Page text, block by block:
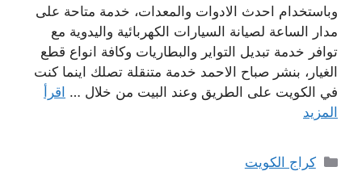
وباستخدام احدث الادوات والمعدات، خدمة متاحة على
مدار الساعة لصيانة السيارات الكهربائية واليدوية مع
توافر خدمة تبديل التواير والبطاريات وكافة انواع قطع
الغيار، بنشر صباح الاحمد خدمة متنقلة تصلك اينما كنت
في الكويت على الطريق وعند البيت من خلال … اقرأ
المزيد
التصنيفات
كراج الكويت